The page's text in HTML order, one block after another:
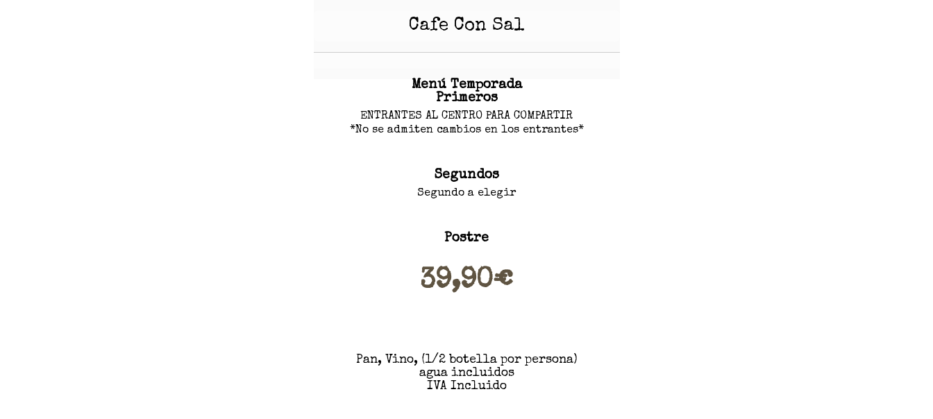
Cafe Con Sal
Menú Temporada
Primeros
ENTRANTES AL CENTRO PARA COMPARTIR
*No se admiten cambios en los entrantes*
Segundos
Segundo a elegir
Postre
39,90€
Pan, Vino, (1/2 botella por persona)
agua incluidos
IVA Incluido